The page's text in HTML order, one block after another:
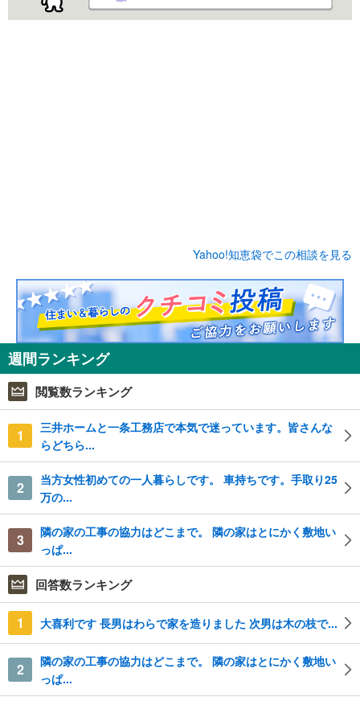
Yahoo!知恵袋でこの相談を見る
週間ランキング
閲覧数ランキング
1
三井ホームと一条工務店で本気で迷っています。皆さんな
らどちら...
2
当方女性初めての一人暮らしです。 車持ちです。手取り25
万の...
3
隣の家の工事の協力はどこまで。 隣の家はとにかく敷地い
っぱ...
回答数ランキング
1 大喜利です 長男はわらで家を造りました 次男は木の枝で...
2
隣の家の工事の協力はどこまで。 隣の家はとにかく敷地い
っぱ...